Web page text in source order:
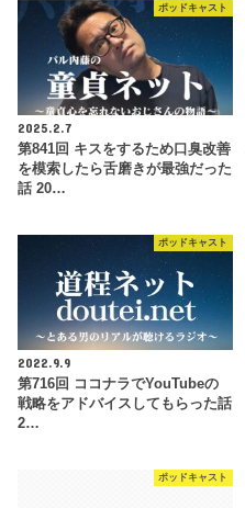
ポッドキャスト
2025.2.7
第841回 キスをするため口臭改善
を模索したら舌磨きが最強だった
話 20…
ポッドキャスト
2022.9.9
第716回 ココナラでYouTubeの
戦略をアドバイスしてもらった話
2…
ポッドキャスト